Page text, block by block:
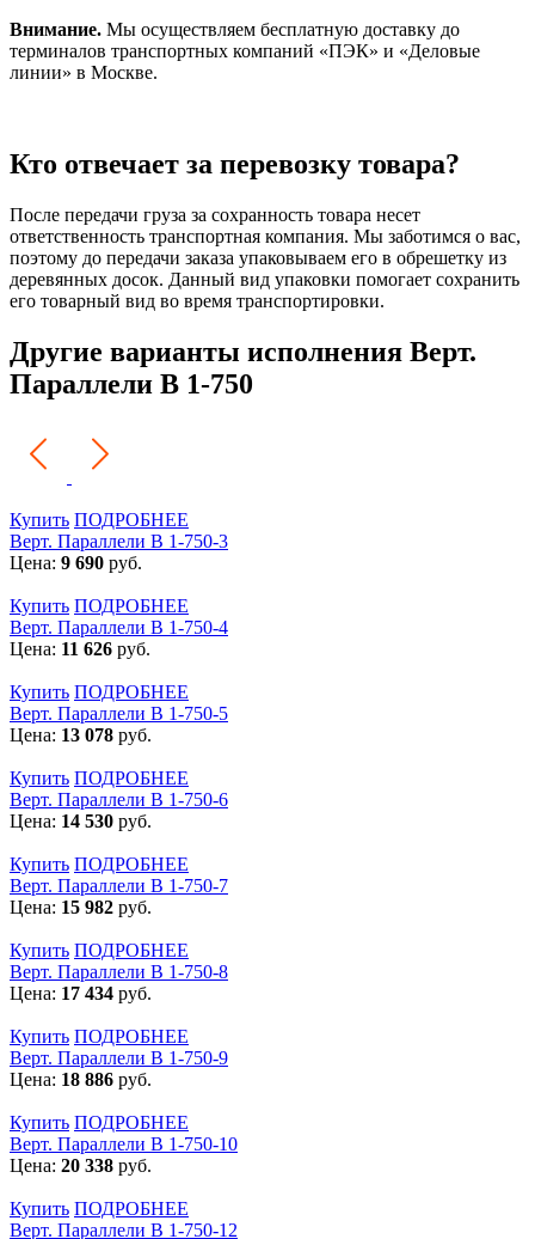
Внимание. Мы осуществляем бесплатную доставку до
терминалов транспортных компаний «ПЭК» и «Деловые
линии» в Москве.
Кто отвечает за перевозку товара?
После передачи груза за сохранность товара несет
ответственность транспортная компания. Мы заботимся о вас,
поэтому до передачи заказа упаковываем его в обрешетку из
деревянных досок. Данный вид упаковки помогает сохранить
его товарный вид во время транспортировки.
Другие варианты исполнения Верт.
Параллели В 1-750
Купить ПОДРОБНЕЕ
Верт. Параллели В 1-750-3
Цена: 9 690 руб.
Купить ПОДРОБНЕЕ
Верт. Параллели В 1-750-4
Цена: 11 626 руб.
Купить ПОДРОБНЕЕ
Верт. Параллели В 1-750-5
Цена: 13 078 руб.
Купить ПОДРОБНЕЕ
Верт. Параллели В 1-750-6
Цена: 14 530 руб.
Купить ПОДРОБНЕЕ
Верт. Параллели В 1-750-7
Цена: 15 982 руб.
Купить ПОДРОБНЕЕ
Верт. Параллели В 1-750-8
Цена: 17 434 руб.
Купить ПОДРОБНЕЕ
Верт. Параллели В 1-750-9
Цена: 18 886 руб.
Купить ПОДРОБНЕЕ
Верт. Параллели В 1-750-10
Цена: 20 338 руб.
Купить ПОДРОБНЕЕ
Верт. Параллели В 1-750-12